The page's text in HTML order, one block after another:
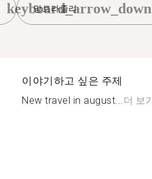
망트라졸리
keyboard_arrow_down
이야기하고 싶은 주제
New travel in august...더 보